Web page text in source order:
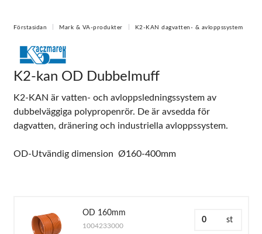
Förstasidan Mark & VA-produkter K2-KAN dagvatten- & avloppssystem
K2-kan OD Dubbelmuff
K2-KAN är vatten- och avloppsledningssystem av
dubbelväggiga polypropenrör. De är avsedda för
dagvatten, dränering och industriella avloppssystem.
OD-Utvändig dimension Ø160-400mm
OD 160mm
1004233000
st